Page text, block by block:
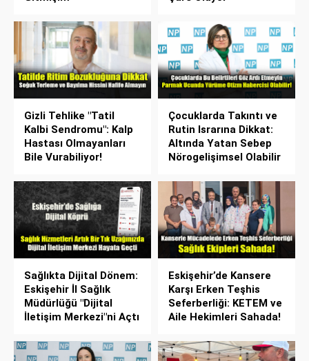
Gizli Tehlike "Tatil
Kalbi Sendromu": Kalp
Hastası Olmayanları
Bile Vurabiliyor!
Çocuklarda Takıntı ve
Rutin Israrına Dikkat:
Altında Yatan Sebep
Nörogelişimsel Olabilir
Sağlıkta Dijital Dönem:
Eskişehir İl Sağlık
Müdürlüğü "Dijital
İletişim Merkezi"ni Açtı
Eskişehir’de Kansere
Karşı Erken Teşhis
Seferberliği: KETEM ve
Aile Hekimleri Sahada!